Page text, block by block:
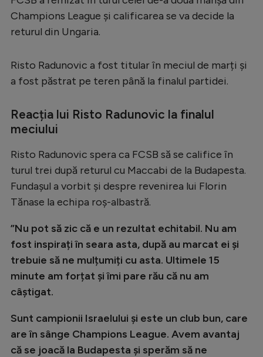
Serie A
Bundesliga
Campionate
EURO 2024
Clasamente
Tenis
Handbal
Natație
Gimnastică
Auto
Champions League și calificarea se va decide la
returul din Ungaria.
Risto Radunovic a fost titular în meciul de marți și
a fost păstrat pe teren până la finalul partidei.
Reacția lui Risto Radunovic la finalul
meciului
Risto Radunovic spera ca FCSB să se califice în
turul trei după returul cu Maccabi de la Budapesta.
Fundașul a vorbit și despre revenirea lui Florin
Tănase la echipa roș-albastră.
”Nu pot să zic că e un rezultat echitabil. Nu am
fost inspirați în seara asta, după au marcat ei și
trebuie să ne mulțumiți cu asta. Ultimele 15
minute am forțat și îmi pare rău că nu am
câștigat.
Sunt campionii Israelului și este un club bun, care
are în sânge Champions League. Avem avantaj
că se joacă la Budapesta și sperăm să ne